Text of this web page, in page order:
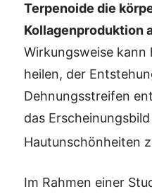
Terpenoide die
Kollagenproduktion
Wirkungsweise kann
heilen, der
Dehnungsstreifen
das
Hautunschönheiten
Im Rahmen einer